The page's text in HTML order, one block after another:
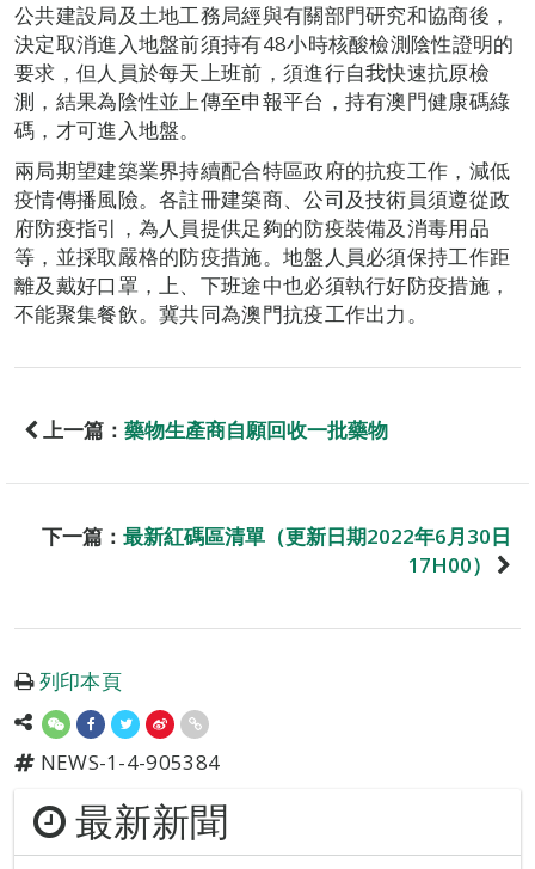
公共建設局及土地工務局經與有關部門研究和協商後，
決定取消進入地盤前須持有48小時核酸檢測陰性證明的
要求，但人員於每天上班前，須進行自我快速抗原檢
測，結果為陰性並上傳至申報平台，持有澳門健康碼綠
碼，才可進入地盤。
兩局期望建築業界持續配合特區政府的抗疫工作，減低
疫情傳播風險。各註冊建築商、公司及技術員須遵從政
府防疫指引，為人員提供足夠的防疫裝備及消毒用品
等，並採取嚴格的防疫措施。地盤人員必須保持工作距
離及戴好口罩，上、下班途中也必須執行好防疫措施，
不能聚集餐飲。冀共同為澳門抗疫工作出力。
上一篇： 藥物生產商自願回收一批藥物
下一篇： 最新紅碼區清單（更新日期2022年6月30日
17H00）
列印本頁
NEWS-1-4-905384
最新新聞